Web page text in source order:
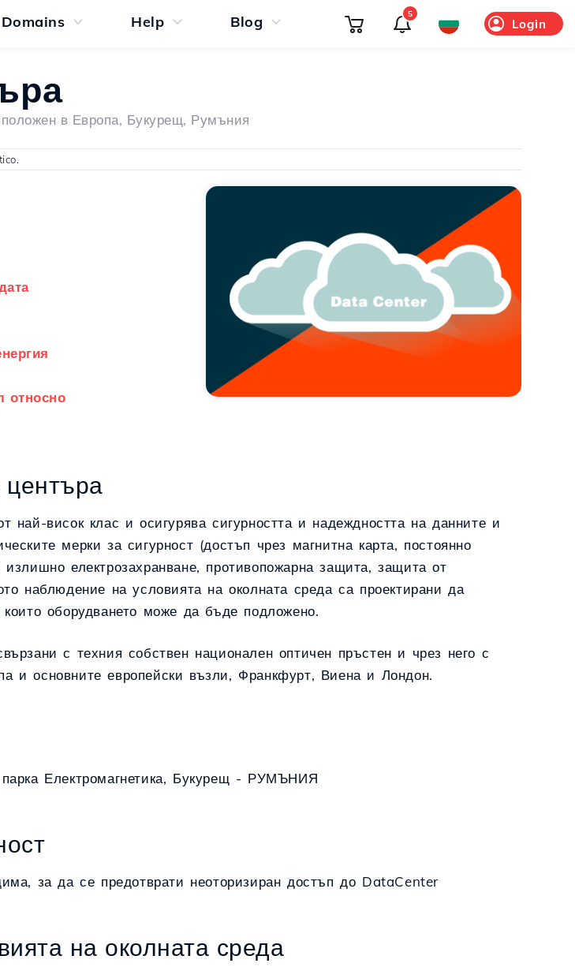
Domains Help Blog Login
5
в Европа, Букурещ, Румъния
относно
най-висок клас и осигурява сигурността и надеждността на данните и
мерки за сигурност (достъп чрез магнитна карта, постоянно
електрозахранване, противопожарна защита, защита от
наблюдение на условията на околната среда са проектирани да
оборудването може да бъде подложено.
с техния собствен национален оптичен пръстен и чрез него с
и основните европейски възли, Франкфурт, Виена и Лондон.
Електромагнетика, Букурещ - РУМЪНИЯ
за да се предотврати неоторизиран достъп до DataCenter
на околната среда